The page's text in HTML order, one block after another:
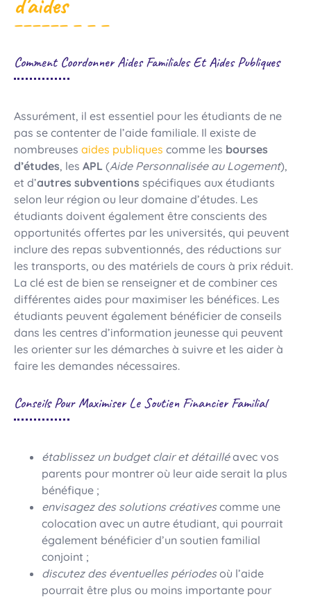
Comment Coordonner Aides Familiales Et Aides Publiques
Assurément, il est essentiel pour les étudiants de ne
pas se contenter de l’aide familiale. Il existe de
nombreuses aides publiques comme les bourses
d’études, les APL (Aide Personnalisée au Logement),
et d’autres subventions spécifiques aux étudiants
selon leur région ou leur domaine d’études. Les
étudiants doivent également être conscients des
opportunités offertes par les universités, qui peuvent
inclure des repas subventionnés, des réductions sur
les transports, ou des matériels de cours à prix réduit.
La clé est de bien se renseigner et de combiner ces
différentes aides pour maximiser les bénéfices. Les
étudiants peuvent également bénéficier de conseils
dans les centres d’information jeunesse qui peuvent
les orienter sur les démarches à suivre et les aider à
faire les demandes nécessaires.
Conseils Pour Maximiser Le Soutien Financier Familial
établissez un budget clair et détailléavec vos
parents pour montrer où leur aide serait la plus
bénéfique ;
envisagez des solutions créativescomme une
colocation avec un autre étudiant, qui pourrait
également bénéficier d’un soutien familial
conjoint ;
discutez des éventuelles périodesoù l’aide
pourrait être plus ou moins importante pour